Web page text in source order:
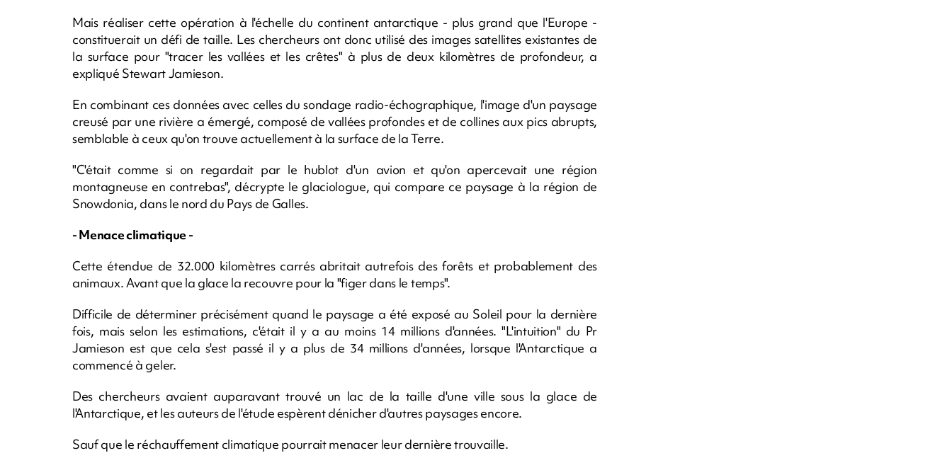
Mais réaliser cette opération à l'échelle du continent antarctique - plus grand que l'Europe -
constituerait un défi de taille. Les chercheurs ont donc utilisé des images satellites existantes de
la surface pour "tracer les vallées et les crêtes" à plus de deux kilomètres de profondeur, a
expliqué Stewart Jamieson.
En combinant ces données avec celles du sondage radio-échographique, l'image d'un paysage
creusé par une rivière a émergé, composé de vallées profondes et de collines aux pics abrupts,
semblable à ceux qu'on trouve actuellement à la surface de la Terre.
"C'était comme si on regardait par le hublot d'un avion et qu'on apercevait une région
montagneuse en contrebas", décrypte le glaciologue, qui compare ce paysage à la région de
Snowdonia, dans le nord du Pays de Galles.
- Menace climatique -
Cette étendue de 32.000 kilomètres carrés abritait autrefois des forêts et probablement des
animaux. Avant que la glace la recouvre pour la "figer dans le temps".
Difficile de déterminer précisément quand le paysage a été exposé au Soleil pour la dernière
fois, mais selon les estimations, c'était il y a au moins 14 millions d'années. "L'intuition" du Pr
Jamieson est que cela s'est passé il y a plus de 34 millions d'années, lorsque l'Antarctique a
commencé à geler.
Des chercheurs avaient auparavant trouvé un lac de la taille d'une ville sous la glace de
l'Antarctique, et les auteurs de l'étude espèrent dénicher d'autres paysages encore.
Sauf que le réchauffement climatique pourrait menacer leur dernière trouvaille.